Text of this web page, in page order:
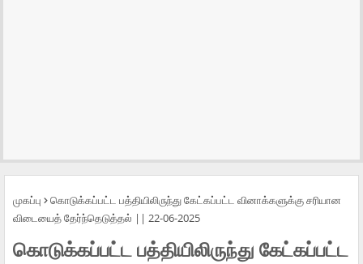
முகப்பு
கொடுக்கப்பட்ட பத்தியிலிருந்து கேட்கப்பட்ட வினாக்களுக்கு சரியான
விடையைத் தேர்ந்தெடுத்தல் || 22-06-2025
கொடுக்கப்பட்ட பத்தியிலிருந்து கேட்கப்பட்ட